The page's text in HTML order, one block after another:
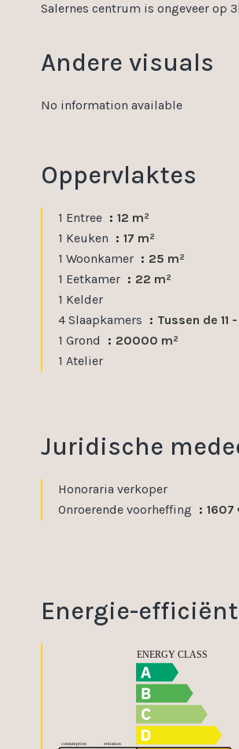
Salernes centrum is ongeveer op
Andere visuals
No information available
Oppervlaktes
1 Entree
12 m²
1 Keuken
17 m²
1 Woonkamer
25 m²
1 Eetkamer
22 m²
1 Kelder
4 Slaapkamers
Tussen de 11
1 Grond
20000 m²
1 Atelier
Juridische
Honoraria verkoper
Onroerende voorheffing
1607
Energie-